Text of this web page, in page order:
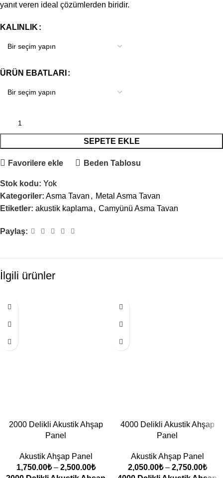
yanıt veren ideal çözümlerden biridir.
KALINLIK
ÜRÜN EBATLARI
SEPETE EKLE
Favorilere ekle Beden Tablosu
Stok kodu: Yok
Kategoriler: Asma Tavan , Metal Asma Tavan
Etiketler: akustik kaplama , Camyünü Asma Tavan
Paylaş:
İlgili ürünler
2000 Delikli Akustik Ahşap
Panel
Akustik Ahşap Panel
1,750.00₺ – 2,500.00₺
4000 Delikli Akustik Ahşap
Panel
Akustik Ahşap Panel
2,050.00₺ – 2,750.00₺